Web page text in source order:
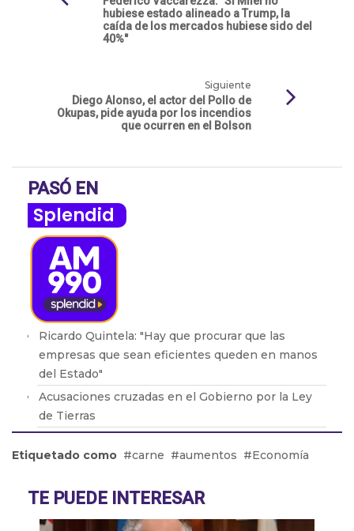
hubiese estado alineado a Trump, la
caída de los mercados hubiese sido del
40%"
Siguiente
Diego Alonso, el actor del Pollo de
Okupas, pide ayuda por los incendios
que ocurren en el Bolson
PASÓ EN
Splendid
Ricardo Quintela: "Hay que procurar que las
empresas que sean eficientes queden en manos
del Estado"
Acusaciones cruzadas en el Gobierno por la Ley
de Tierras
los dichos de Milei
volvió un problema
El drama de los 9 en Boca: De la lesión de Cavani
Etiquetado como carne aumentos Economía
TE PUEDE INTERESAR